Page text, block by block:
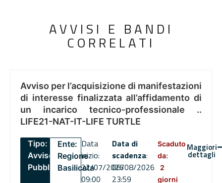
AVVISI E BANDI
CORRELATI
Avviso per l’acquisizione di manifestazioni
di interesse finalizzata all’affidamento di
un incarico tecnico-professionale ..
LIFE21-NAT-IT-LIFE TURTLE
Tipo:
Avviso
Pubblico
Ente:
Regione
Basilicata
Data
inizio:
22/07/2026
09:00
Data di
scadenza:
06/08/2026
23:59
Scaduto
da:
2
giorni
Maggiori
dettagli